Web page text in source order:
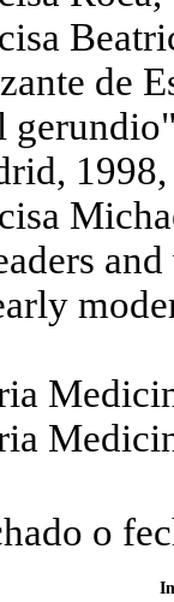
de
o